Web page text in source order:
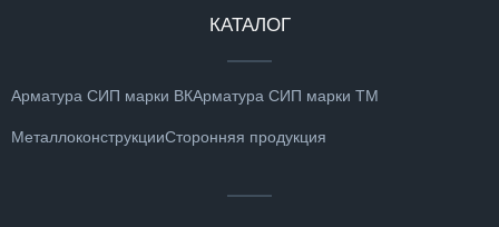
КАТАЛОГ
Арматура СИП марки ВКАрматура СИП марки ТМ
МеталлоконструкцииСторонняя продукция